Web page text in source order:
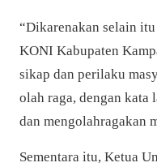
“Dikarenakan selain
KONI Kabupaten
sikap dan perilaku
olah raga, dengan kata
dan mengolahragakan
Sementara itu, Ketua